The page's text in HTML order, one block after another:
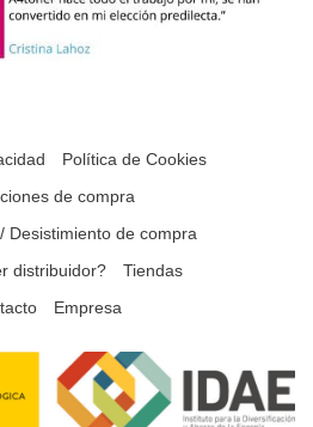
Política de Cookies
de compra
Desistimiento de compra
distribuidor?
Tiendas
Empresa